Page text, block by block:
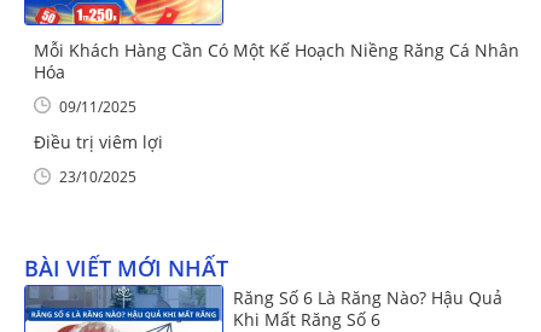
Mỗi Khách Hàng Cần Có Một Kế Hoạch Niềng Răng Cá Nhân
Hóa
09/11/2025
Điều trị viêm lợi
23/10/2025
BÀI VIẾT MỚI NHẤT
Răng Số 6 Là Răng Nào? Hậu Quả
Khi Mất Răng Số 6